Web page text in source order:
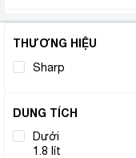
THƯƠNG HIỆU
Sharp
DUNG TÍCH
Dưới
1.8 lít